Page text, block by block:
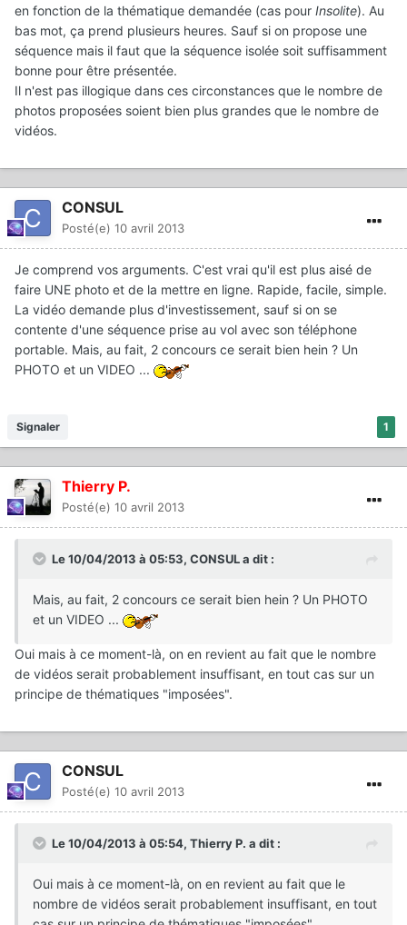
en fonction de la thématique demandée (cas pour Insolite). Au
bas mot, ça prend plusieurs heures. Sauf si on propose une
séquence mais il faut que la séquence isolée soit suffisamment
bonne pour être présentée.
Il n'est pas illogique dans ces circonstances que le nombre de
photos proposées soient bien plus grandes que le nombre de
vidéos.
CONSUL
Posté(e) 10 avril 2013
Je comprend vos arguments. C'est vrai qu'il est plus aisé de
faire UNE photo et de la mettre en ligne. Rapide, facile, simple.
La vidéo demande plus d'investissement, sauf si on se
contente d'une séquence prise au vol avec son téléphone
portable. Mais, au fait, 2 concours ce serait bien hein ? Un
PHOTO et un VIDEO ...
1
Signaler
Thierry P.
Posté(e) 10 avril 2013
Le 10/04/2013 à 05:53, CONSUL a dit :
Mais, au fait, 2 concours ce serait bien hein ? Un PHOTO
et un VIDEO ...
Oui mais à ce moment-là, on en revient au fait que le nombre
de vidéos serait probablement insuffisant, en tout cas sur un
principe de thématiques "imposées".
CONSUL
Posté(e) 10 avril 2013
Le 10/04/2013 à 05:54, Thierry P. a dit :
Oui mais à ce moment-là, on en revient au fait que le
nombre de vidéos serait probablement insuffisant, en tout